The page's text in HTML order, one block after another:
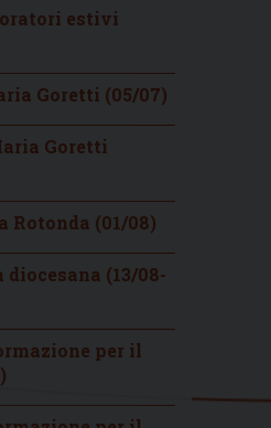
estivi
Goretti (05/07)
Goretti
Rotonda (01/08)
(13/08-
per il